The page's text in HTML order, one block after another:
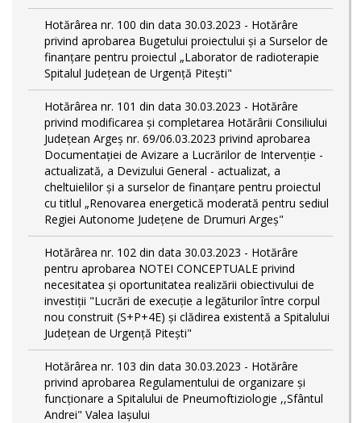
Hotărârea nr. 100 din data 30.03.2023 - Hotărâre
privind aprobarea Bugetului proiectului și a Surselor de
finanțare pentru proiectul „Laborator de radioterapie
Spitalul Județean de Urgență Pitești"
Hotărârea nr. 101 din data 30.03.2023 - Hotărâre
privind modificarea și completarea Hotărârii Consiliului
Județean Argeș nr. 69/06.03.2023 privind aprobarea
Documentației de Avizare a Lucrărilor de Intervenție -
actualizată, a Devizului General - actualizat, a
cheltuielilor și a surselor de finanțare pentru proiectul
cu titlul „Renovarea energetică moderată pentru sediul
Regiei Autonome Județene de Drumuri Argeș"
Hotărârea nr. 102 din data 30.03.2023 - Hotărâre
pentru aprobarea NOTEI CONCEPTUALE privind
necesitatea și oportunitatea realizării obiectivului de
investiții "Lucrări de execuție a legăturilor între corpul
nou construit (S+P+4E) și clădirea existentă a Spitalului
Județean de Urgență Pitești"
Hotărârea nr. 103 din data 30.03.2023 - Hotărâre
privind aprobarea Regulamentului de organizare și
funcționare a Spitalului de Pneumoftiziologie ,,Sfântul
Andrei" Valea Iașului